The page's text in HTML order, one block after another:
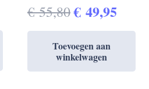
€55,80
prijs
was:
€ 55,80.
€ 49,95
prijs
€
Toevoegen aan
winkelwagen